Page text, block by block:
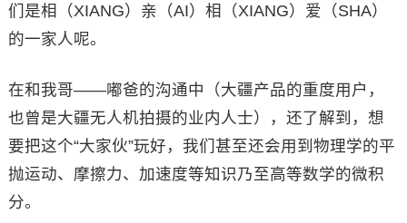
们是相（XIANG）亲（AI）相（XIANG）爱（SHA）
的一家人呢。
在和我哥——嘟爸的沟通中（大疆产品的重度用户，
也曾是大疆无人机拍摄的业内人士），还了解到，想
要把这个“大家伙”玩好，我们甚至还会用到物理学的平
抛运动、摩擦力、加速度等知识乃至高等数学的微积
分。